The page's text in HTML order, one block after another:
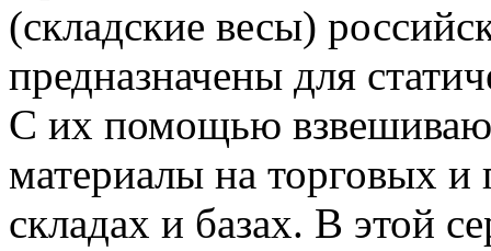
(складские весы)
предназначены для
С их помощью
материалы на торговых
складах и базах. В этой